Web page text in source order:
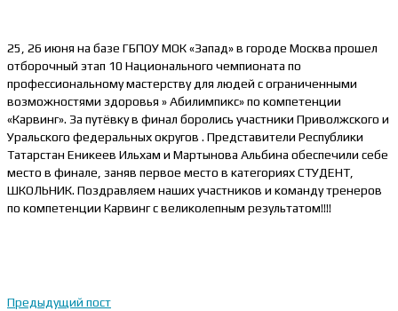
25, 26 июня на базе ГБПОУ МОК «Запад» в городе Москва прошел
отборочный этап 10 Национального чемпионата по
профессиональному мастерству для людей с ограниченными
возможностями здоровья » Абилимпикс» по компетенции
«Карвинг». За путёвку в финал боролись участники Приволжского и
Уральского федеральных округов . Представители Республики
Татарстан Еникеев Ильхам и Мартынова Альбина обеспечили себе
место в финале, заняв первое место в категориях СТУДЕНТ,
ШКОЛЬНИК. Поздравляем наших участников и команду тренеров
по компетенции Карвинг с великолепным результатом!!!!
Предыдущий пост